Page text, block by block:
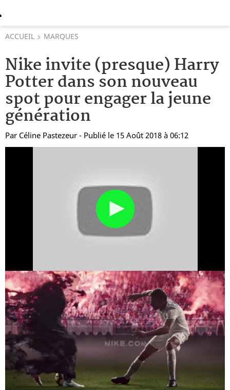
ACCUEIL MARQUES
Nike invite (presque) Harry
Potter dans son nouveau
spot pour engager la jeune
génération
Par Céline Pastezeur - Publié le 15 Août 2018 à 06:12